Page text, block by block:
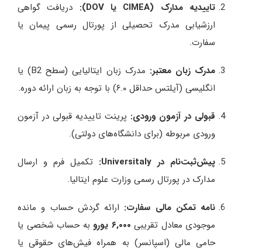
تاییدیه مدارک (CIMEA یا DOV):
دریافت گواهی
ارزشیابی مدرک تحصیلی از پورتال رسمی پیمان یا
سفارت.
مدرک زبان معتبر:
مدرک زبان ایتالیایی (سطح B2) یا
انگلیسی (آیلتس حداقل ۶.۰) با توجه به زبان ارائه دوره.
قبولی در آزمون ورودی: پرینت تاییدیه قبولی در آزمون
ورودی مربوطه (برای دانشگاه‌های دولتی).
پیش‌ثبت‌نام در Universitaly:
تکمیل فرم و ارسال
مدارک در پورتال رسمی وزارت علوم ایتالیا.
نامه تمکن مالی سفارت: ارائه گردش حساب و مانده
موجودی معادل تقریبی ۶,۰۰۰ یورو
به حساب شخصی یا
حامی مالی (اسپانسر) به همراه فیش‌های حقوقی یا